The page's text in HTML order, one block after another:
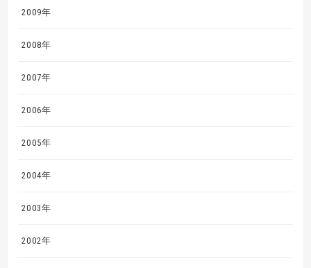
2009年
2008年
2007年
2006年
2005年
2004年
2003年
2002年